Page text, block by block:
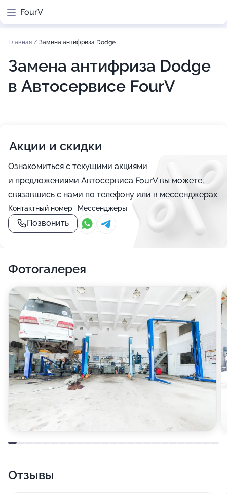
FourV
Главная / Замена антифриза Dodge
Замена антифриза Dodge
в Автосервисе FourV
Акции и скидки
Ознакомиться с текущими акциями
и предложениями Автосервиса FourV вы можете,
связавшись с нами по телефону или в мессенджерах
Контактный номер
Позвонить
Мессенджеры
Фотогалерея
Отзывы